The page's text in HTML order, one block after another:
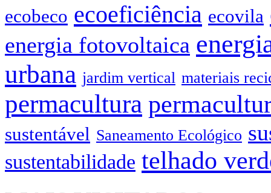
ecobeco ecoeficiência ecovila
energia fotovoltaica
urbana jardim vertical materiais
permacultura
sustentável Saneamento Ecológico
sustentabilidade telhado